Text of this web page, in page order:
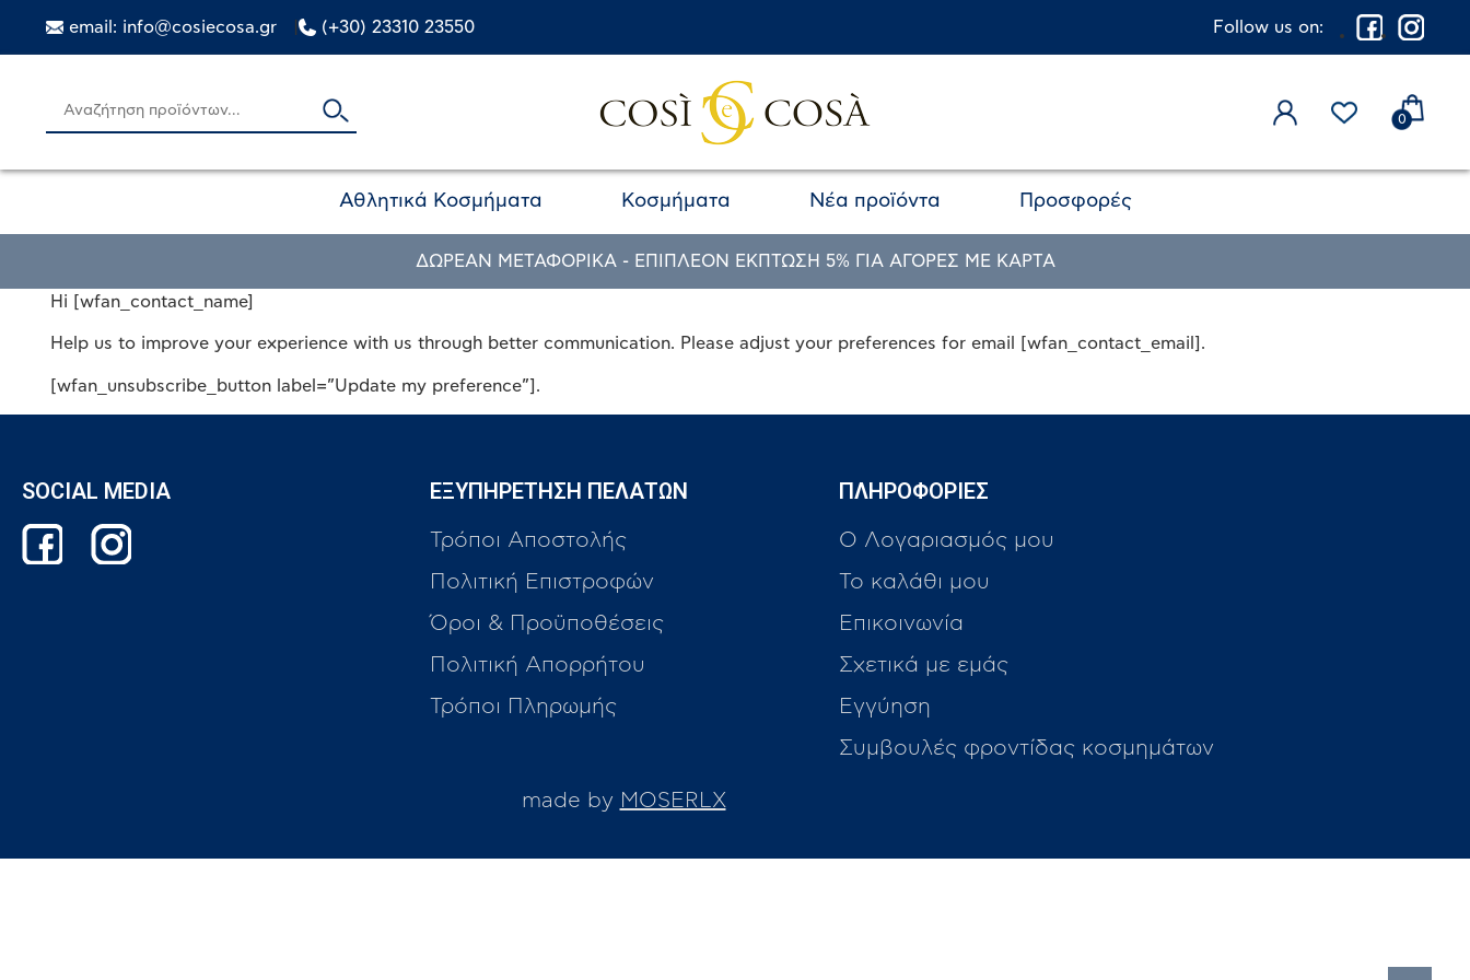
email: info@cosiecosa.gr (+30) 23310 23550 Follow us on:
0
Αθλητικά Κοσμήματα Κοσμήματα Νέα προϊόντα Προσφορές
ΔΩΡΕΑΝ ΜΕΤΑΦΟΡΙΚΑ - ΕΠΙΠΛΕΟΝ ΕΚΠΤΩΣΗ 5% ΓΙΑ ΑΓΟΡΕΣ ΜΕ ΚΑΡΤΑ
Hi [wfan_contact_name]
Help us to improve your experience with us through better communication. Please adjust your preferences for email [wfan_contact_email].
[wfan_unsubscribe_button label=”Update my preference”].
SOCIAL MEDIA ΕΞΥΠΗΡΕΤΗΣΗ ΠΕΛΑΤΩΝ
Τρόποι Αποστολής
Πολιτική Επιστροφών
Όροι & Προϋποθέσεις
Πολιτική Απορρήτου
Τρόποι Πληρωμής
ΠΛΗΡΟΦΟΡΙΕΣ
Ο Λογαριασμός μου
Το καλάθι μου
Επικοινωνία
Σχετικά με εμάς
Εγγύηση
Συμβουλές φροντίδας κοσμημάτων
made by MOSERLX